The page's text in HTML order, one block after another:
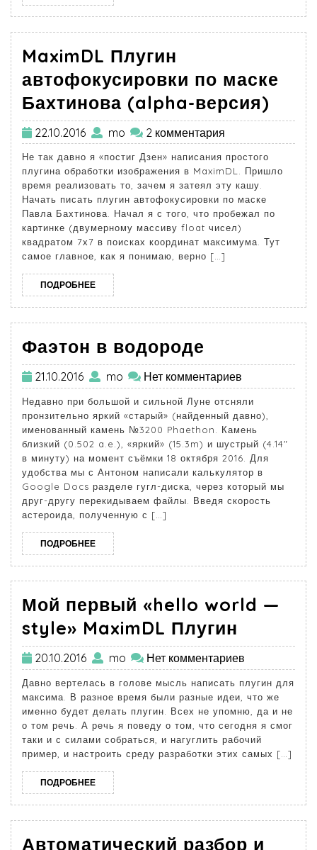
MaximDL Плугин
автофокусировки по маске
Бахтинова (alpha-версия)
22.10.2016 mo 2 комментария
Не так давно я «постиг Дзен» написания простого
плугина обработки изображения в MaximDL. Пришло
время реализовать то, зачем я затеял эту кашу.
Начать писать плугин автофокусировки по маске
Павла Бахтинова. Начал я с того, что пробежал по
картинке (двумерному массиву float чисел)
квадратом 7х7 в поисках координат максимума. Тут
самое главное, как я понимаю, верно […]
ПОДРОБНЕЕ
Фаэтон в водороде
21.10.2016 mo Нет комментариев
Недавно при большой и сильной Луне отсняли
пронзительно яркий «старый» (найденный давно),
именованный камень №3200 Phaethon. Камень
близкий (0.502 a.e.), «яркий» (15.3m) и шустрый (4.14″
в минуту) на момент съёмки 18 октября 2016. Для
удобства мы с Антоном написали калькулятор в
Google Docs разделе гугл-диска, через который мы
друг-другу перекидываем файлы. Введя скорость
астероида, полученную с […]
ПОДРОБНЕЕ
Мой первый «hello world —
style» MaximDL Плугин
20.10.2016 mo Нет комментариев
Давно вертелась в голове мысль написать плугин для
максима. В разное время были разные идеи, что же
именно будет делать плугин. Всех не упомню, да и не
о том речь. А речь я поведу о том, что сегодня я смог
таки и с силами собраться, и нагуглить рабочий
пример, и настроить среду разработки этих самых […]
ПОДРОБНЕЕ
Автоматический разбор и